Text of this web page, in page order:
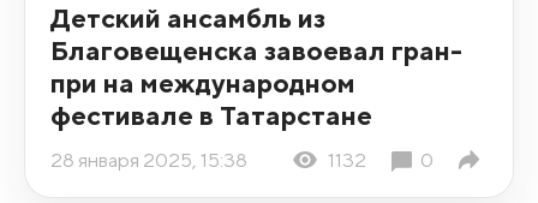
Детский ансамбль из
Благовещенска завоевал гран-
при на международном
фестивале в Татарстане
28 января 2025, 15:38 1132 0